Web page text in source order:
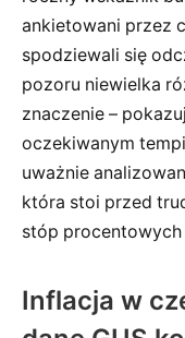
ankietowani przez
spodziewali się
pozoru niewielka
znaczenie –
oczekiwanym
uważnie
która stoi przed
stóp procentowych
Inflacja w